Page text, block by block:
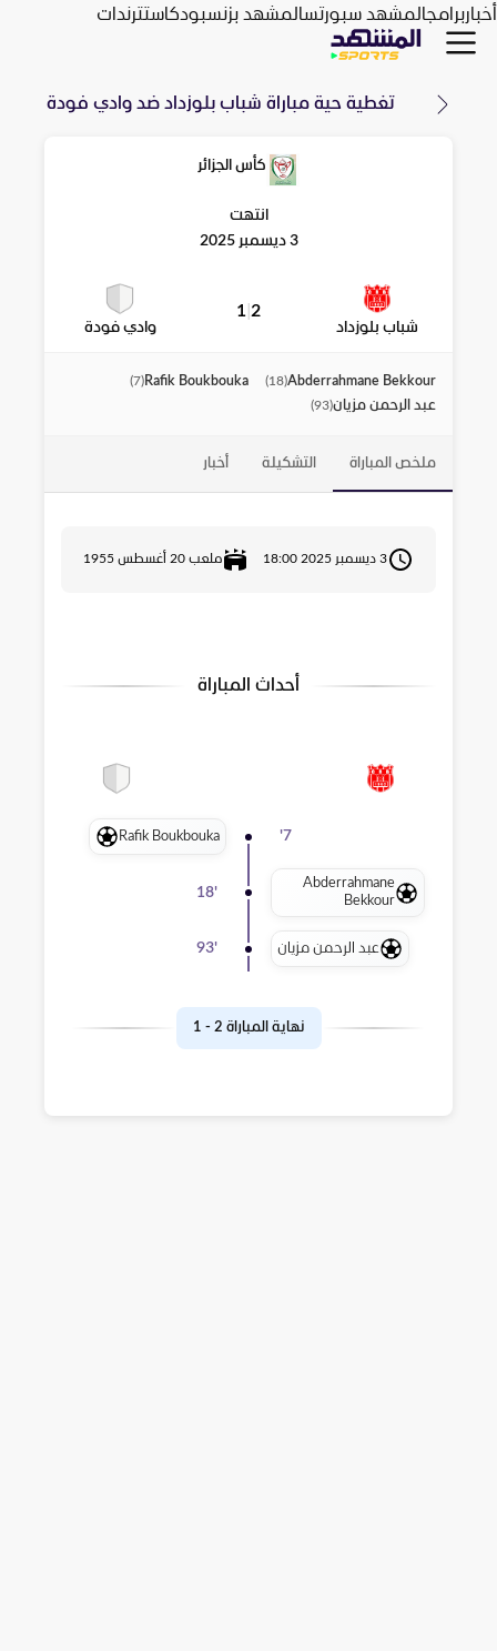
أخباربرامجالمشهد سبورتسالمشهد بزنسبودكاستترندات
تغطية حية مباراة شباب بلوزداد ضد وادي فودة
كأس الجزائر
انتهت
3 ديسمبر 2025
شباب بلوزداد
2
1
وادي فودة
Abderrahmane Bekkour
(
18
)
عبد الرحمن مزيان(
93
)
Rafik Boukbouka
(
7
)
ملخص المباراة التشكيلة أخبار
3 ديسمبر 2025 18:00 ملعب 20 أغسطس 1955
أحداث المباراة
7
'
Rafik Boukbouka
Abderrahmane
Bekkour
18'
عبد الرحمن مزيان 93'
نهاية المباراة 2
-
1